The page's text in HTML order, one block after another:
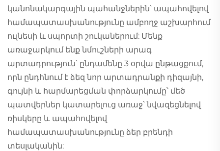
կանոնակարգային պահանջներին՝ ապահովելով
համապատասխանությունը ամբողջ աշխարհում
ուլնեսի և սպորտի շուկաներում: Մենք
առաջարկում ենք նմուշների արագ
արտադրություն՝ ընդամենը 3 օրվա ընթացքում,
որն ընդհնում է ձեզ նոր արտադրանքի դիզայնի,
գույնի և հարմարեցման փորձարկումը՝ մեծ
պատվերներ կատարելուց առաջ՝ նվազեցնելով
ռիսկերը և ապահովելով
համապատասխանությունը ձեր բրենդի
տեսլականին: